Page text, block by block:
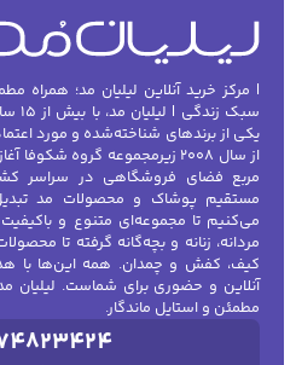
| مرکز خرید آنلاین لیلیان مد؛ همراه
یکی از برندهای شناخته‌شده و مورد
مربع فضای فروشگاهی در سراسر
مستقیم پوشاک و محصولات مد
می‌کنیم تا مجموعه‌ای متنوع و باکیفیت
مردانه، زنانه و بچه‌گانه گرفته تا
کیف، کفش و چمدان. همه این‌ها با
آنلاین و حضوری برای شماست. لیلیان
مطمئن و استایل ماندگار.